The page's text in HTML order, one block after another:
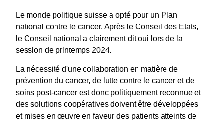
Le monde politique suisse a opté pour un Plan
national contre le cancer. Après le Conseil des Etats,
le Conseil national a clairement dit oui lors de la
session de printemps 2024.
La nécessité d'une collaboration en matière de
prévention du cancer, de lutte contre le cancer et de
soins post-cancer est donc politiquement reconnue et
des solutions coopératives doivent être développées
et mises en œuvre en faveur des patients atteints de